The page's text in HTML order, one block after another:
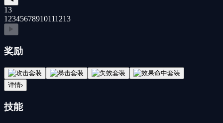
13
1 2345678910111213
▶
奖励
详情›
技能